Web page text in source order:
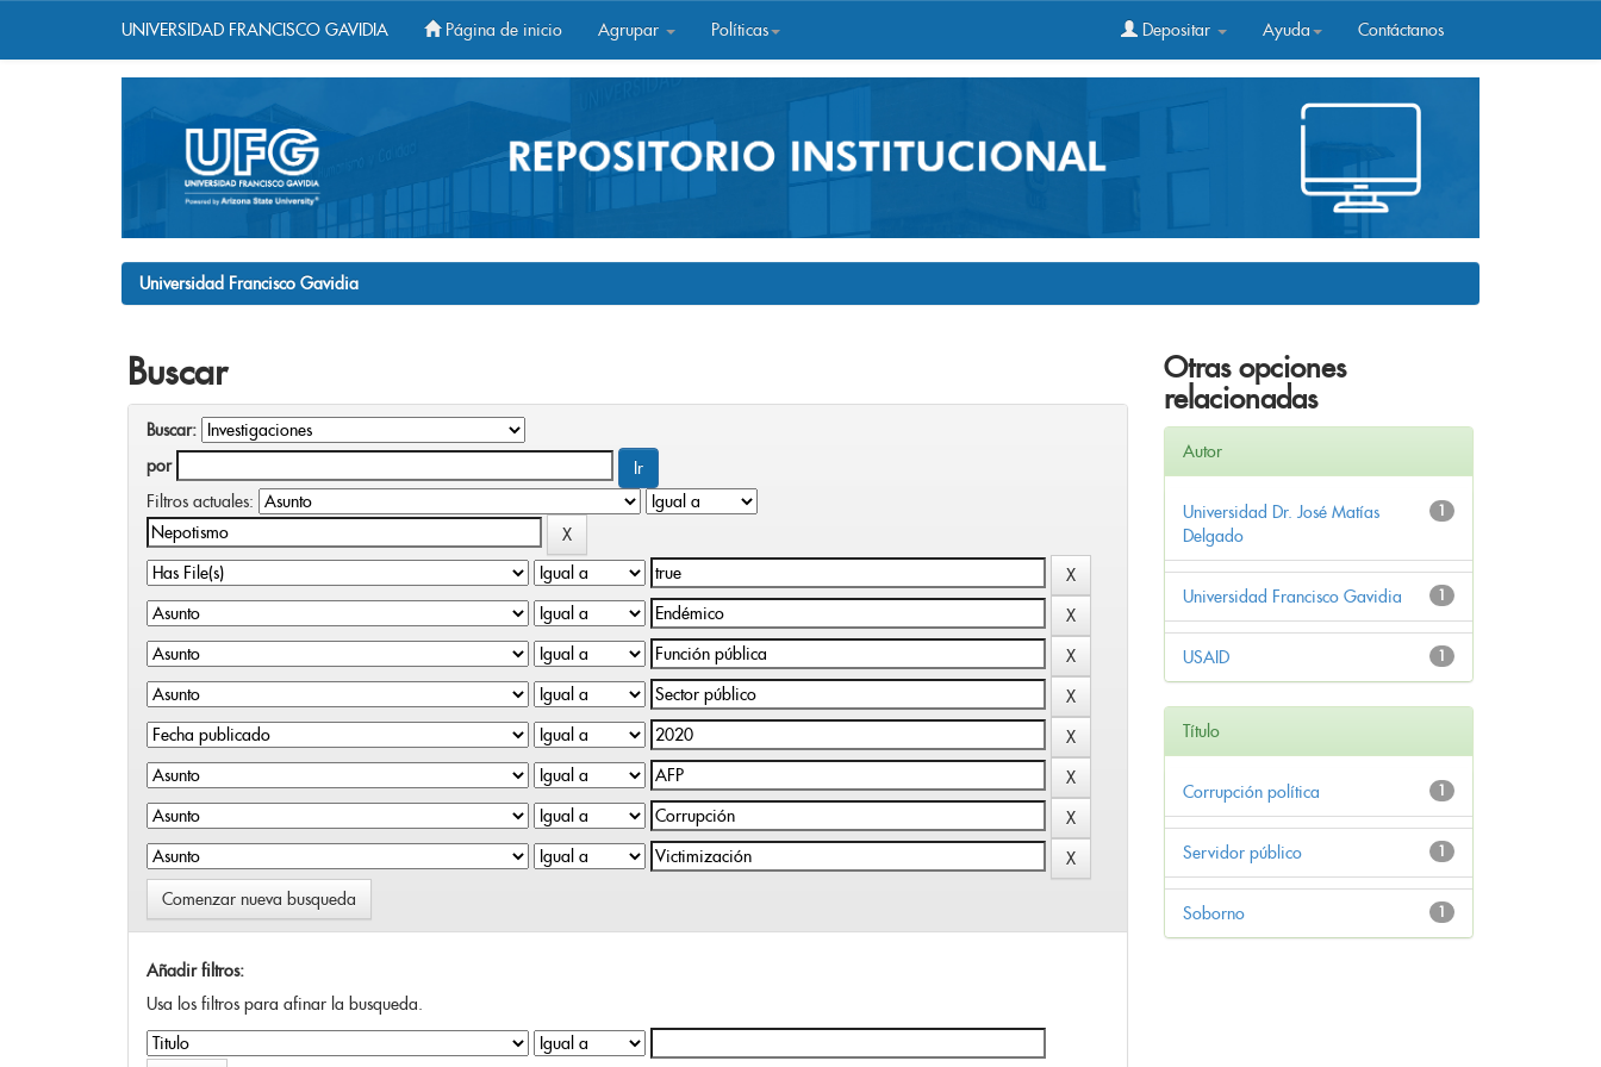
UNIVERSIDAD FRANCISCO GAVIDIA Página de inicio Agrupar Políticas Depositar Ayuda Contáctanos
Universidad Francisco Gavidia
Buscar
Buscar:
por
Filtros actuales:
Comenzar nueva busqueda
Añadir filtros:
Usa los filtros para afinar la busqueda.
Otras opciones
relacionadas
Autor
1
Universidad Dr. José Matías
Delgado
1
Universidad Francisco Gavidia
1
USAID
Título
1
Corrupción política
1
Servidor público
1
Soborno